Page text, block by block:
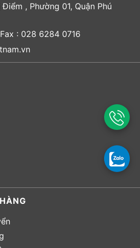
, Phường 01, Quận Phú
: 028 6284 0716